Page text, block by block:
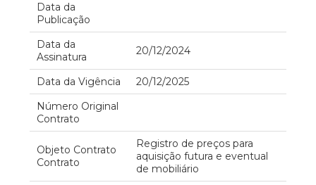
Data da
Publicação
Data da
Assinatura
20/12/2024
Data da Vigência
20/12/2025
Número Original
Contrato
Objeto Contrato
Contrato
Registro de preços para
aquisição futura e eventual
de mobiliário